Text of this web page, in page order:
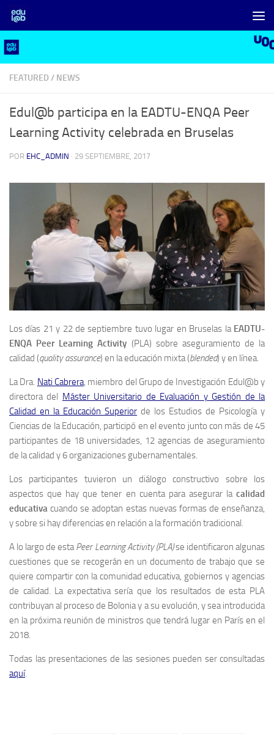
Saltar al contenido
FEATURED / NEWS
Edul@b participa en la EADTU-ENQA Peer
Learning Activity celebrada en Bruselas
POR EHC_ADMIN · 29 SEPTIEMBRE, 2017
Los días 21 y 22 de septiembre tuvo lugar en Bruselas la EADTU-
ENQA Peer Learning Activity (PLA) sobre aseguramiento de la
calidad (quality assurance) en la educación mixta (blended) y en línea.
La Dra. Nati Cabrera, miembro del Grupo de Investigación Edul@b y
directora del Máster Universitario de Evaluación y Gestión de la
Calidad en la Educación Superior de los Estudios de Psicología y
Ciencias de la Educación, participó en el evento junto con más de 45
participantes de 18 universidades, 12 agencias de aseguramiento
de la calidad y 6 organizaciones gubernamentales.
Los participantes tuvieron un diálogo constructivo sobre los
aspectos que hay que tener en cuenta para asegurar la calidad
educativa cuando se adoptan estas nuevas formas de enseñanza,
y sobre si hay diferencias en relación a la formación tradicional.
A lo largo de estaPeer Learning Activity (PLA)se identificaron algunas
cuestiones que se recogerán en un documento de trabajo que se
quiere compartir con la comunidad educativa, gobiernos y agencias
de calidad. La expectativa sería que los resultados de esta PLA
contribuyan al proceso de Bolonia y a su evolución, y sea introducida
en la próxima reunión de ministros que tendrá lugar en París en el
2018.
Todas las presentaciones de las sesiones pueden ser consultadas
aquí.